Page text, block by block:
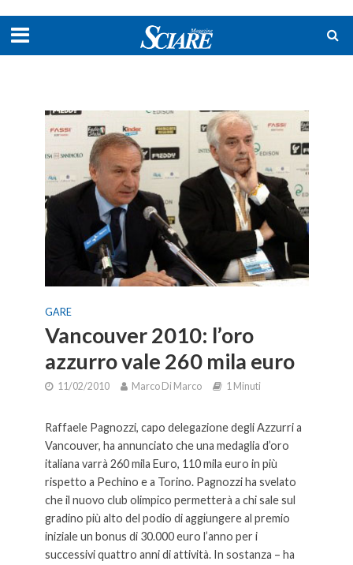
GARE
Vancouver 2010: l’oro
azzurro vale 260 mila euro
11/02/2010 Marco Di Marco 1 Minuti
Raffaele Pagnozzi, capo delegazione degli Azzurri a
Vancouver, ha annunciato che una medaglia d’oro
italiana varrà 260 mila Euro, 110 mila euro in più
rispetto a Pechino e a Torino. Pagnozzi ha svelato
che il nuovo club olimpico permetterà a chi sale sul
gradino più alto del podio di aggiungere al premio
iniziale un bonus di 30.000 euro l’anno per i
successivi quattro anni di attività. In sostanza – ha